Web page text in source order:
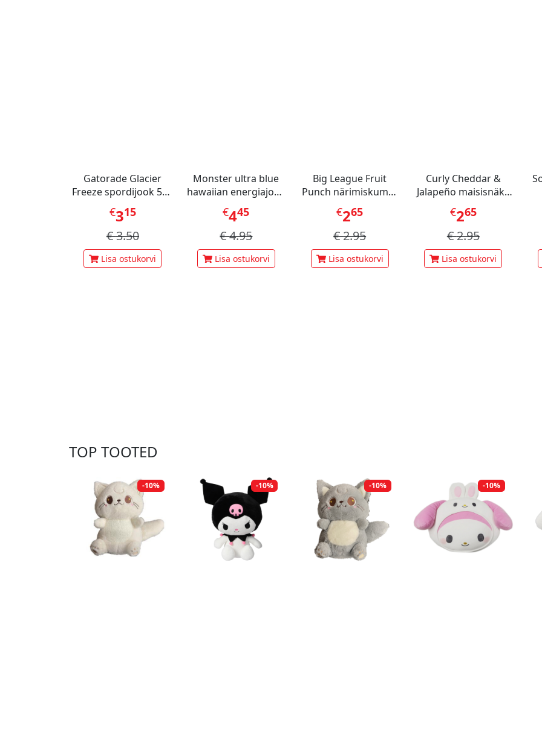
Gatorade Glacier
Freeze spordijook 591
ml
€315
€3.50
Lisa ostukorvi
Monster ultra blue
hawaiian energiajook
473ml
€445
€4.95
Lisa ostukorvi
Big League Fruit
Punch närimiskumm
60 g
€265
€2.95
Lisa ostukorvi
Curly Cheddar &
Jalapeño maisisnäkk
70 g
€265
€2.95
Lisa ostukorvi
TOP TOOTED
-10% -10% -10% -10%